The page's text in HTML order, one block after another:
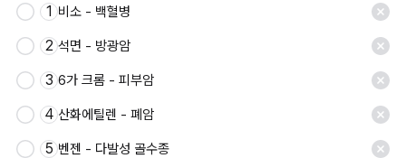
1 비소 - 백혈병
2 석면 - 방광암
3 6가 크롬 - 피부암
4 산화에틸렌 - 폐암
5 벤젠 - 다발성 골수종